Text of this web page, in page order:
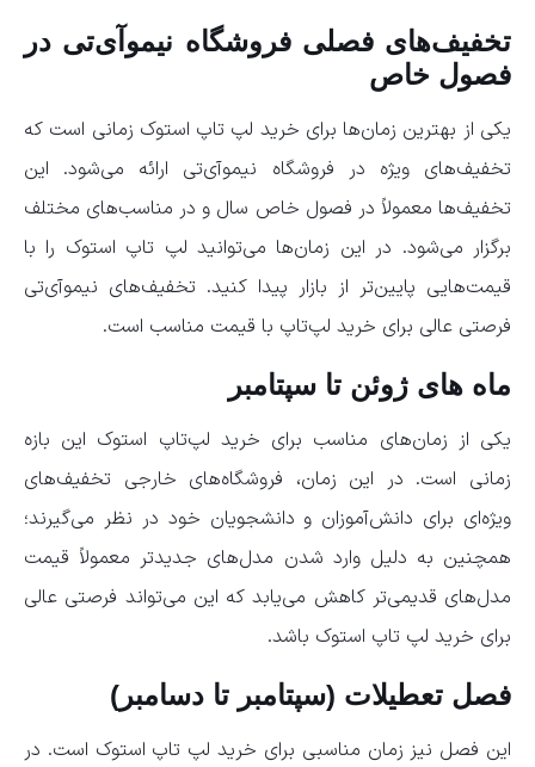
تخفیف‌های فصلی فروشگاه نیموآی‌تی در
فصول خاص
یکی از بهترین زمان‌ها برای خرید لپ تاپ استوک زمانی است که
تخفیف‌های ویژه در فروشگاه نیموآی‌تی ارائه می‌شود. این
تخفیف‌ها معمولاً در فصول خاص سال و در مناسب‌های مختلف
برگزار می‌شود. در این زمان‌ها می‌توانید لپ تاپ‌ استوک را با
قیمت‌هایی پایین‌تر از بازار پیدا کنید. تخفیف‌های نیموآی‌تی
فرصتی عالی برای خرید لپ‌تاپ با قیمت مناسب است.
ماه های ژوئن تا سپتامبر
یکی از زمان‌های مناسب برای خرید لپ‌تاپ استوک این بازه
زمانی است. در این زمان، فروشگاه‌های خارجی تخفیف‌های
ویژه‌ای برای دانش‌آموزان و دانشجویان خود در نظر می‌گیرند؛
همچنین به ‌دلیل وارد شدن مدل‌های جدیدتر معمولاً قیمت
مدل‌های قدیمی‌تر کاهش می‌یابد که این می‌تواند فرصتی عالی
برای خرید لپ تاپ استوک باشد.
فصل تعطیلات (سپتامبر تا دسامبر)
این فصل نیز زمان مناسبی برای خرید لپ تاپ استوک است. در